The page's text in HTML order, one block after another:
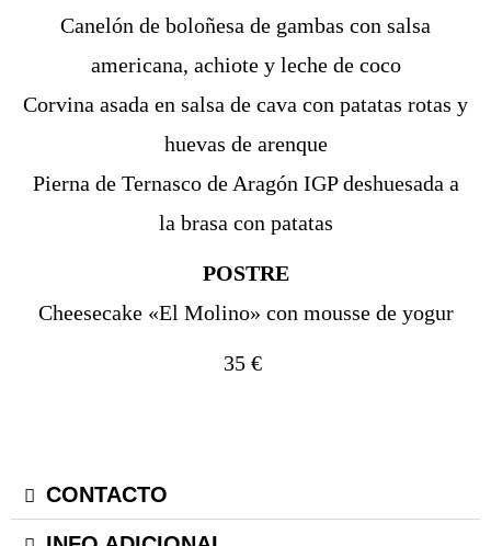
Canelón de boloñesa de gambas con salsa
americana, achiote y leche de coco
Corvina asada en salsa de cava con patatas rotas y
huevas de arenque
Pierna de Ternasco de Aragón IGP deshuesada a
la brasa con patatas
POSTRE
Cheesecake «El Molino» con mousse de yogur
35 €
CONTACTO